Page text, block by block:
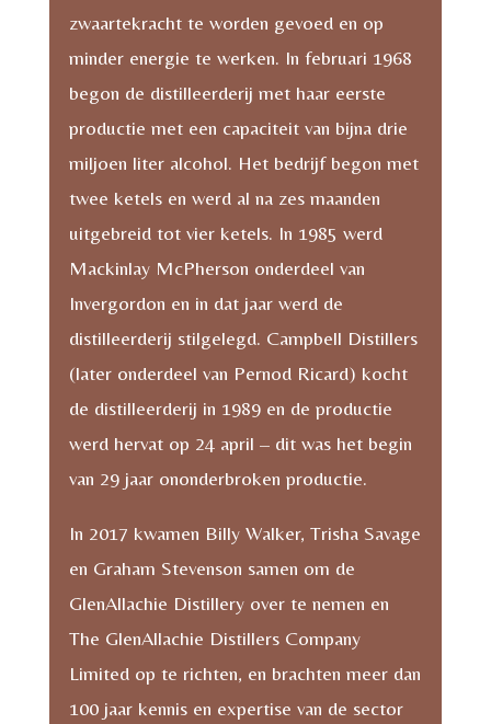
zwaartekracht te worden gevoed en op
minder energie te werken. In februari 1968
begon de distilleerderij met haar eerste
productie met een capaciteit van bijna drie
miljoen liter alcohol. Het bedrijf begon met
twee ketels en werd al na zes maanden
uitgebreid tot vier ketels. In 1985 werd
Mackinlay McPherson onderdeel van
Invergordon en in dat jaar werd de
distilleerderij stilgelegd. Campbell Distillers
(later onderdeel van Pernod Ricard) kocht
de distilleerderij in 1989 en de productie
werd hervat op 24 april – dit was het begin
van 29 jaar ononderbroken productie.
In 2017 kwamen Billy Walker, Trisha Savage
en Graham Stevenson samen om de
GlenAllachie Distillery over te nemen en
The GlenAllachie Distillers Company
Limited op te richten, en brachten meer dan
100 jaar kennis en expertise van de sector